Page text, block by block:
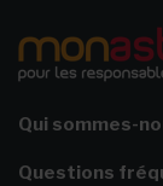
Qui sommes-
Questions